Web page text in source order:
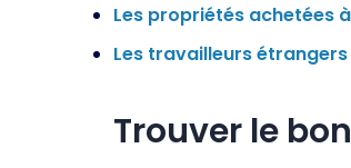
Les propriétés achetées
Les travailleurs
Trouver le